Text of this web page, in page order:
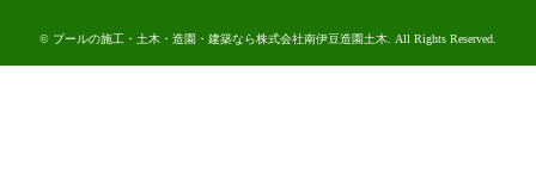
© プールの施工・土木・造園・建築なら株式会社南伊豆造園土木. All Rights Reserved.